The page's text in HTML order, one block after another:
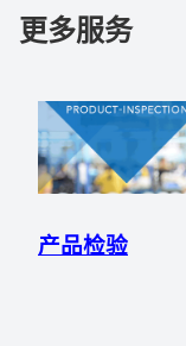
更多服务
产品检验